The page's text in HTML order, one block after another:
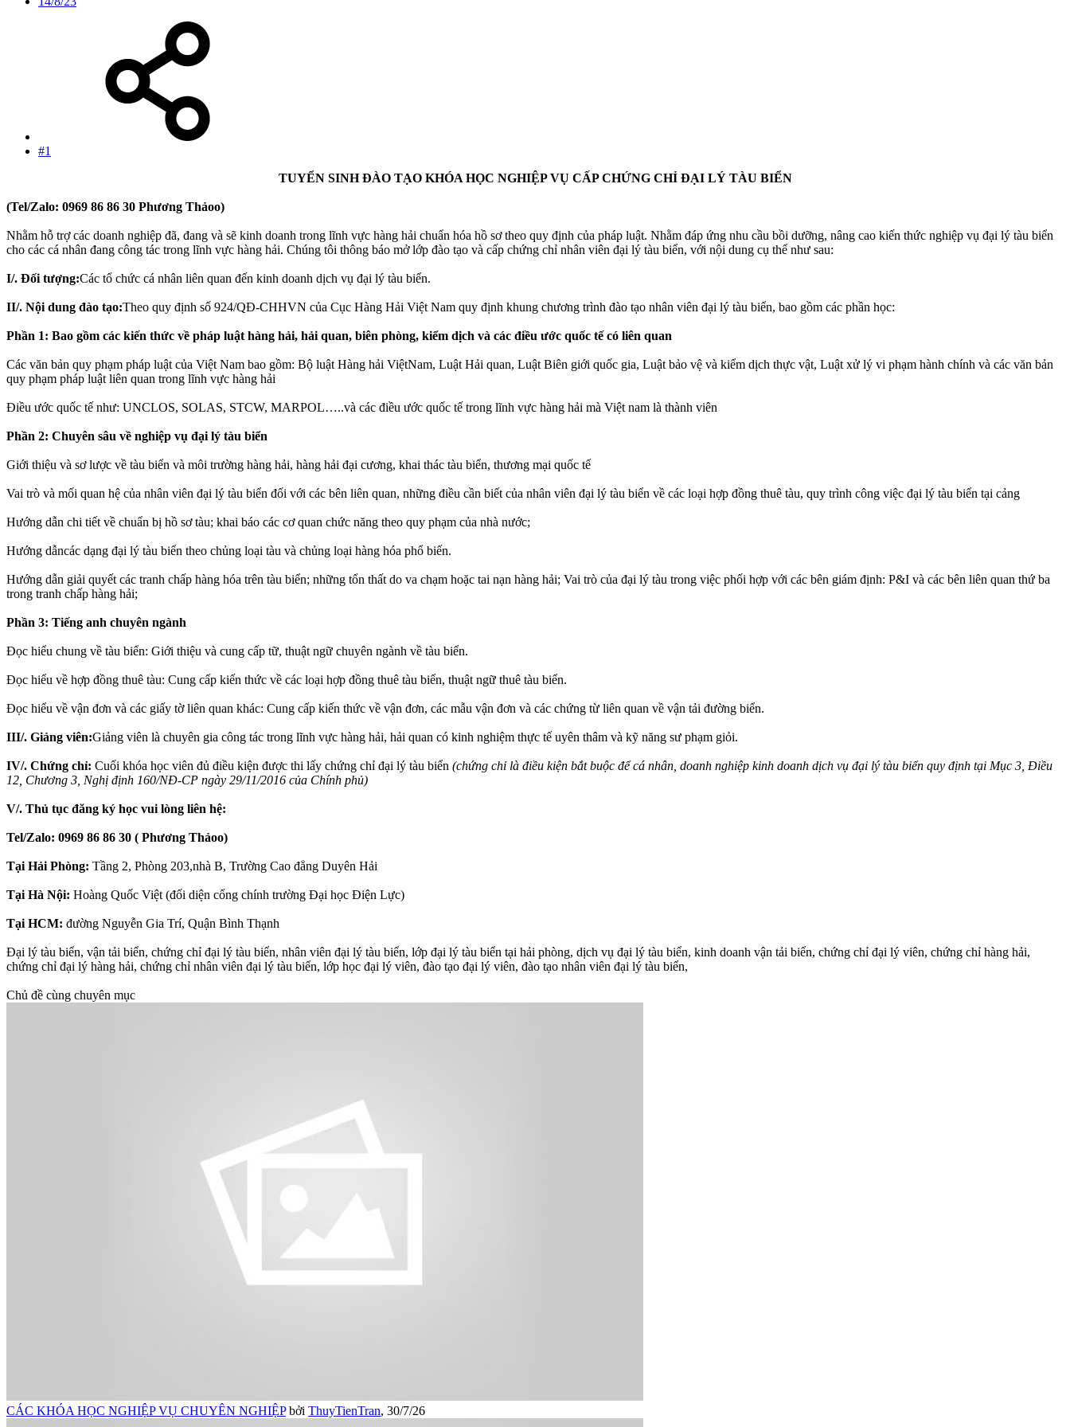
#1
TUYỂN SINH ĐÀO TẠO KHÓA HỌC NGHIỆP VỤ CẤP CHỨNG CHỈ ĐẠI LÝ TÀU BIỂN
(Tel/Zalo: 0969 86 86 30 Phương Thảoo)
Nhằm hỗ trợ các doanh nghiệp đã, đang và sẽ kinh doanh trong lĩnh vực hàng hải chuẩn hóa hồ sơ theo quy định của pháp luật. Nhằm đáp ứng nhu cầu bồi dưỡng, nâng cao kiến thức nghiệp vụ đại lý tàu biển
cho các cá nhân đang công tác trong lĩnh vực hàng hải. Chúng tôi thông báo mở lớp đào tạo và cấp chứng chỉ nhân viên đại lý tàu biển, với nội dung cụ thể như sau:
I/. Đối tượng:Các tổ chức cá nhân liên quan đến kinh doanh dịch vụ đại lý tàu biển.
II/. Nội dung đào tạo:Theo quy định số 924/QĐ-CHHVN của Cục Hàng Hải Việt Nam quy định khung chương trình đào tạo nhân viên đại lý tàu biển, bao gồm các phần học:
Phần 1: Bao gồm các kiến thức về pháp luật hàng hải, hải quan, biên phòng, kiểm dịch và các điều ước quốc tế có liên quan
Các văn bản quy phạm pháp luật của Việt Nam bao gồm: Bộ luật Hàng hải ViệtNam, Luật Hải quan, Luật Biên giới quốc gia, Luật bảo vệ và kiểm dịch thực vật, Luật xử lý vi phạm hành chính và các văn bản
quy phạm pháp luật liên quan trong lĩnh vực hàng hải
Điều ước quốc tế như: UNCLOS, SOLAS, STCW, MARPOL…..và các điều ước quốc tế trong lĩnh vực hàng hải mà Việt nam là thành viên
Phần 2: Chuyên sâu về nghiệp vụ đại lý tàu biển
Giới thiệu và sơ lược về tàu biển và môi trường hàng hải, hàng hải đại cương, khai thác tàu biển, thương mại quốc tế
Vai trò và mối quan hệ của nhân viên đại lý tàu biển đối với các bên liên quan, những điều cần biết của nhân viên đại lý tàu biển về các loại hợp đồng thuê tàu, quy trình công việc đại lý tàu biển tại cảng
Hướng dẫn chi tiết về chuẩn bị hồ sơ tàu; khai báo các cơ quan chức năng theo quy phạm của nhà nước;
Hướng dẫncác dạng đại lý tàu biển theo chủng loại tàu và chủng loại hàng hóa phổ biến.
Hướng dẫn giải quyết các tranh chấp hàng hóa trên tàu biển; những tổn thất do va chạm hoặc tai nạn hàng hải; Vai trò của đại lý tàu trong việc phối hợp với các bên giám định: P&I và các bên liên quan thứ ba
trong tranh chấp hàng hải;
Phần 3: Tiếng anh chuyên ngành
Đọc hiểu chung về tàu biển: Giới thiệu và cung cấp tữ, thuật ngữ chuyên ngành về tàu biển.
Đọc hiểu về hợp đồng thuê tàu: Cung cấp kiến thức về các loại hợp đồng thuê tàu biển, thuật ngữ thuê tàu biển.
Đọc hiểu về vận đơn và các giấy tờ liên quan khác: Cung cấp kiến thức về vận đơn, các mẫu vận đơn và các chứng từ liên quan về vận tải đường biển.
III/. Giảng viên:Giảng viên là chuyên gia công tác trong lĩnh vực hàng hải, hải quan có kinh nghiệm thực tế uyên thâm và kỹ năng sư phạm giỏi.
IV/. Chứng chỉ: Cuối khóa học viên đủ điều kiện được thi lấy chứng chỉ đại lý tàu biển (chứng chỉ là điều kiện bắt buộc để cá nhân, doanh nghiệp kinh doanh dịch vụ đại lý tàu biển quy định tại Mục 3, Điều
12, Chương 3, Nghị định 160/NĐ-CP ngày 29/11/2016 của Chính phủ)
V/. Thủ tục đăng ký học vui lòng liên hệ:
Tel/Zalo: 0969 86 86 30 ( Phương Thảoo)
Tại Hải Phòng: Tầng 2, Phòng 203,nhà B, Trường Cao đẳng Duyên Hải
Tại Hà Nội: Hoàng Quốc Việt (đối diện cổng chính trường Đại học Điện Lực)
Tại HCM: đường Nguyễn Gia Trí, Quận Bình Thạnh
Đại lý tàu biển, vận tải biển, chứng chỉ đại lý tàu biển, nhân viên đại lý tàu biển, lớp đại lý tàu biển tại hải phòng, dịch vụ đại lý tàu biển, kinh doanh vận tải biển, chứng chỉ đại lý viên, chứng chỉ hàng hải,
chứng chỉ đại lý hàng hải, chứng chỉ nhân viên đại lý tàu biển, lớp học đại lý viên, đào tạo đại lý viên, đào tạo nhân viên đại lý tàu biển,
Chủ đề cùng chuyên mục
CÁC KHÓA HỌC NGHIỆP VỤ CHUYÊN NGHIỆP bởi ThuyTienTran, 30/7/26